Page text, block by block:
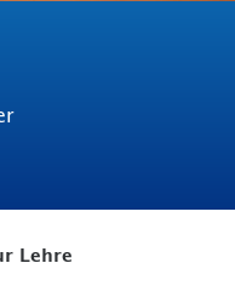
Lehre